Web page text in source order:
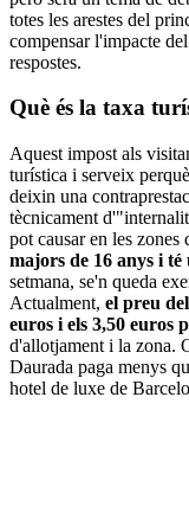
totes les arestes del
compensar l'impacte
respostes.
Què és la taxa
Aquest impost als
turística i serveix
deixin una
tècnicament
pot causar en les
majors de 16 anys i té
setmana, se'n queda
Actualment, el preu
euros i els 3,50 euros
d'allotjament i la zona.
Daurada paga menys
hotel de luxe de